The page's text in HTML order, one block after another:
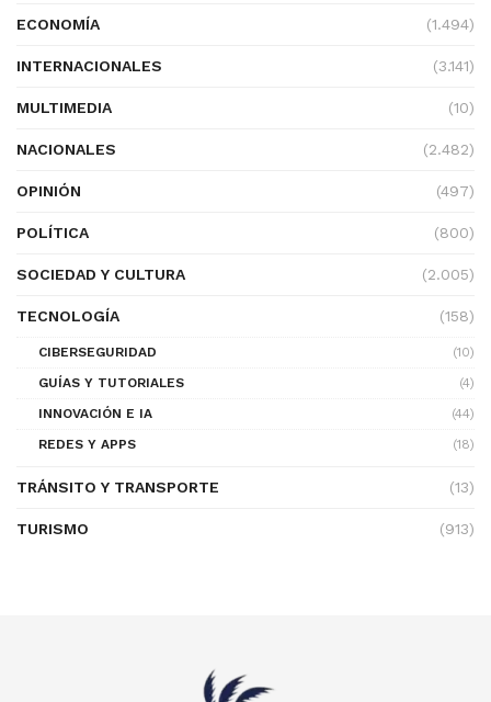
ECONOMÍA (1.494)
INTERNACIONALES (3.141)
MULTIMEDIA (10)
NACIONALES (2.482)
OPINIÓN (497)
POLÍTICA (800)
SOCIEDAD Y CULTURA (2.005)
TECNOLOGÍA (158)
CIBERSEGURIDAD
(10)
GUÍAS Y TUTORIALES
(4)
INNOVACIÓN E IA
(44)
REDES Y APPS
(18)
TRÁNSITO Y TRANSPORTE (13)
TURISMO (913)